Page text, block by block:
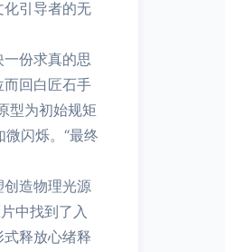
引导者的无
份求真的思
回白匠石手
型为初始规矩
闪烁。“最终
造物理光源
中找到了入
释放心绪释